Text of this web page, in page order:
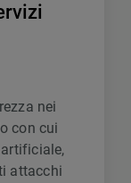
nei
con cui
attacchi